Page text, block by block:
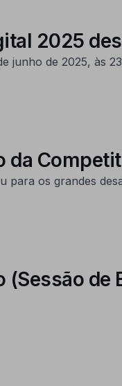
2025
junho de 2025, às
da
os grandes
(Sessão de